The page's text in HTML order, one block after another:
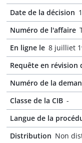
Date de la décision
Numéro de l'affaire
En ligne le 8 juilliet
Requête en révision
Numéro de la
Classe de la CIB -
Langue de la
Distribution Non